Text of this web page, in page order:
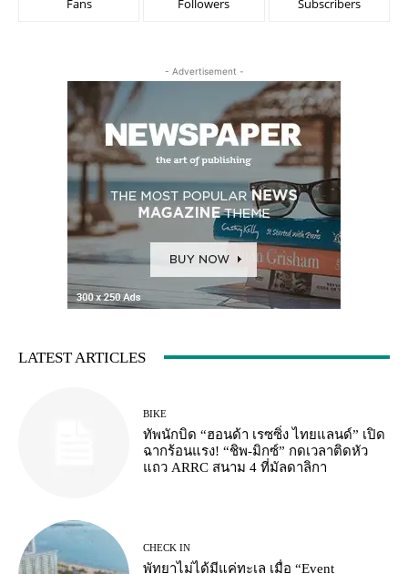
- Advertisement -
LATEST ARTICLES
BIKE
ทัพนักบิด “ฮอนด้า เรซซิ่ง ไทยแลนด์” เปิด
ฉากร้อนแรง! “ชิพ-มิกซ์” กดเวลาติดหัว
แถว ARRC สนาม 4 ที่มัลดาลิกา
CHECK IN
พัทยาไม่ได้มีแค่ทะเล เมื่อ “Event